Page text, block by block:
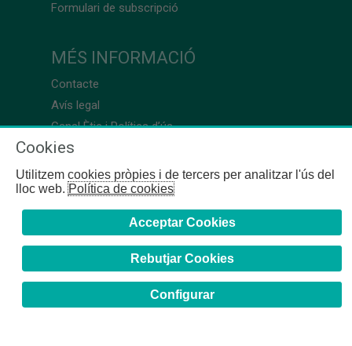
Formulari de subscripció
MÉS INFORMACIÓ
Contacte
Avís legal
Canal Ètic i Política d’ús
Cookies
Utilitzem cookies pròpies i de tercers per analitzar l'ús del
lloc web.Política de cookies
Acceptar Cookies
Rebutjar Cookies
Configurar